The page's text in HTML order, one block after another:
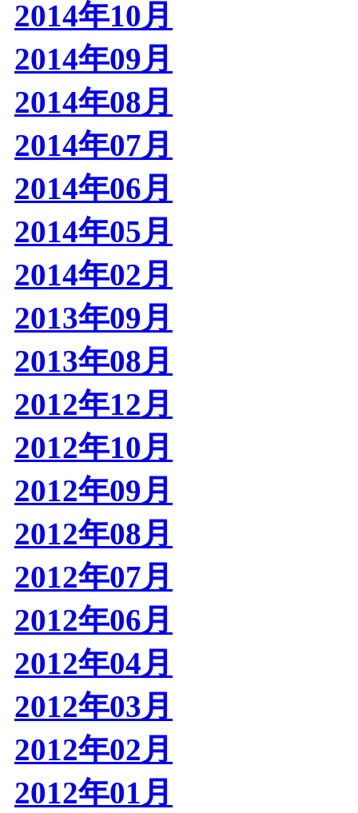
2014年10月
2014年09月
2014年08月
2014年07月
2014年06月
2014年05月
2014年02月
2013年09月
2013年08月
2012年12月
2012年10月
2012年09月
2012年08月
2012年07月
2012年06月
2012年04月
2012年03月
2012年02月
2012年01月